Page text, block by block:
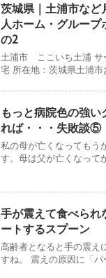
茨城県｜土浦市な
人ホーム・グルー
の2
土浦市 ここいち土浦 サ
宅 所在地：茨城県土浦市
もっと病院色の強
れば・・・失敗談⑤
私の母が亡くなってもう
す。母は父が亡くなって
手が震えて食べられ
ートするスプーン
高齢者となると手の震え
すね。 震えの原因に「パ